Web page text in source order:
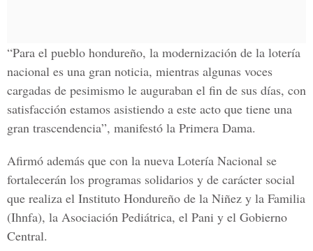
“Para el pueblo hondureño, la modernización de la lotería
nacional es una gran noticia, mientras algunas voces
cargadas de pesimismo le auguraban el fin de sus días, con
satisfacción estamos asistiendo a este acto que tiene una
gran trascendencia”, manifestó la Primera Dama.
Afirmó además que con la nueva Lotería Nacional se
fortalecerán los programas solidarios y de carácter social
que realiza el Instituto Hondureño de la Niñez y la Familia
(Ihnfa), la Asociación Pediátrica, el Pani y el Gobierno
Central.